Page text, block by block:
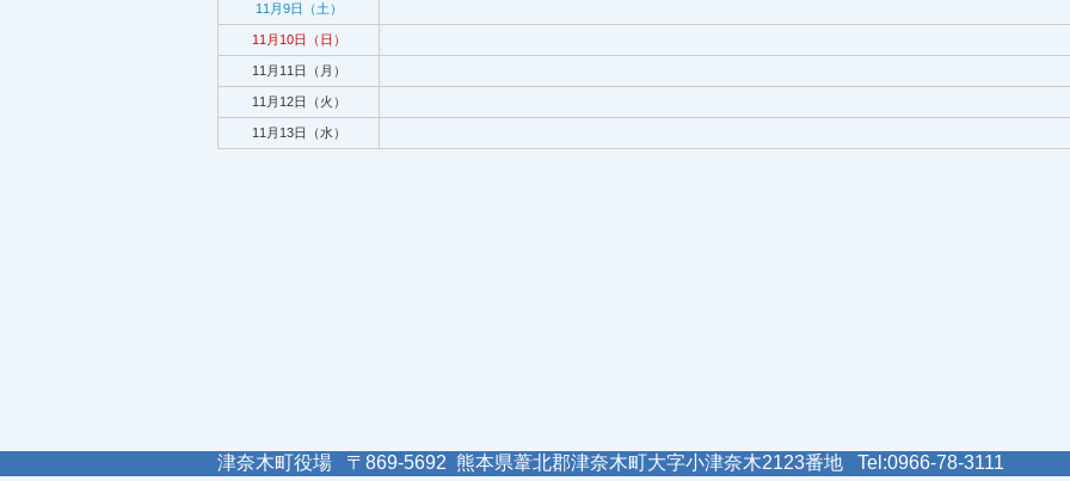
11月9日（土）
11月10日（日）
11月11日（月）
11月12日（火）
11月13日（水）
津奈木町役場 〒869-5692 熊本県葦北郡津奈木町大字小津奈木2123番地 Tel:0966-78-3111